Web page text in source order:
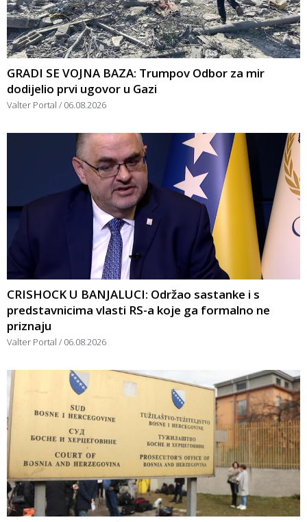
GRADI SE VOJNA BAZA: Trumpov Odbor za mir
dodijelio prvi ugovor u Gazi
Valter Portal 06.08.2026
CRISHOCK U BANJALUCI: Održao sastanke i s
predstavnicima vlasti RS-a koje ga formalno ne
priznaju
Valter Portal 06.08.2026